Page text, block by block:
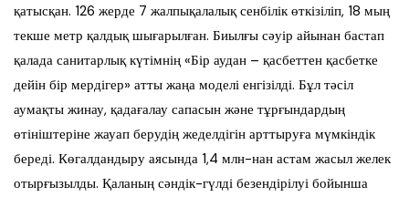
қатысқан. 126 жерде 7 жалпықалалық сенбілік өткізіліп, 18 мың
текше метр қалдық шығарылған. Биылғы сәуір айынан бастап
қалада санитарлық күтімнің «Бір аудан – қасбеттен қасбетке
дейін бір мердігер» атты жаңа моделі енгізілді. Бұл тәсіл
аумақты жинау, қадағалау сапасын және тұрғындардың
өтініштеріне жауап берудің жеделдігін арттыруға мүмкіндік
береді. Көгалдандыру аясында 1,4 млн-нан астам жасыл желек
отырғызылды. Қаланың сәндік-гүлді безендірілуі бойынша